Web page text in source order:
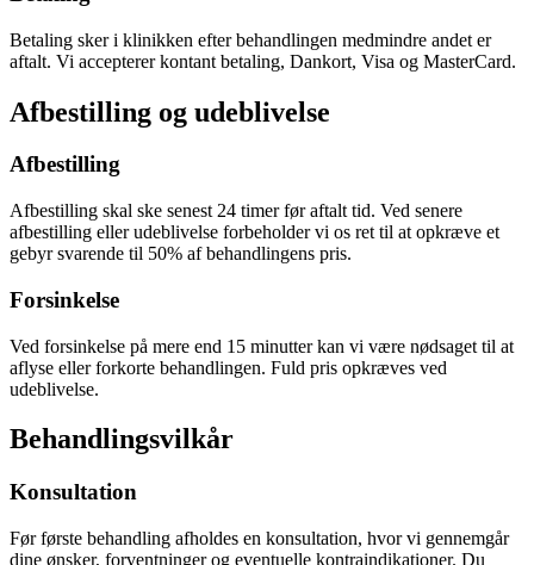
Betaling sker i klinikken efter behandlingen medmindre andet er
aftalt. Vi accepterer kontant betaling, Dankort, Visa og MasterCard.
Afbestilling og udeblivelse
Afbestilling
Afbestilling skal ske senest 24 timer før aftalt tid. Ved senere
afbestilling eller udeblivelse forbeholder vi os ret til at opkræve et
gebyr svarende til 50% af behandlingens pris.
Forsinkelse
Ved forsinkelse på mere end 15 minutter kan vi være nødsaget til at
aflyse eller forkorte behandlingen. Fuld pris opkræves ved
udeblivelse.
Behandlingsvilkår
Konsultation
Før første behandling afholdes en konsultation, hvor vi gennemgår
dine ønsker, forventninger og eventuelle kontraindikationer. Du